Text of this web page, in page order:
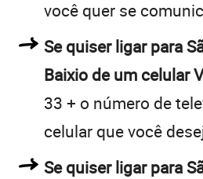
você quer se
Se quiser ligar para
Baixio de um celular
33 + o número de
celular que você
Se quiser ligar para